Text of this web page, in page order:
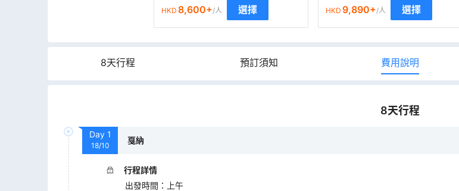
HKD 8,600+/人 選擇 HKD 9,890+/人 選擇
8天行程 預訂須知 費用說明
8天行程
Day 1
18/10
戛納
行程詳情
出發時間 ： 上午